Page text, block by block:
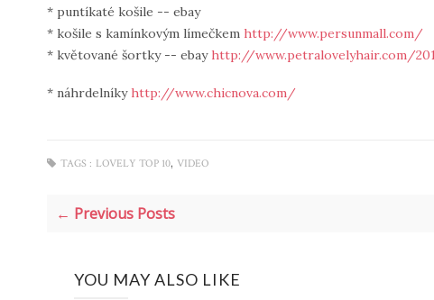
* puntíkaté košile -- ebay
* košile s kamínkovým límečkem http://www.persunmall.com/
* květované šortky -- ebayhttp://www.petralovelyhair.com/
* náhrdelníkyhttp://www.chicnova.com/
TAGS : LOVELY TOP 10, VIDEO
← Previous Posts
YOU MAY ALSO LIKE